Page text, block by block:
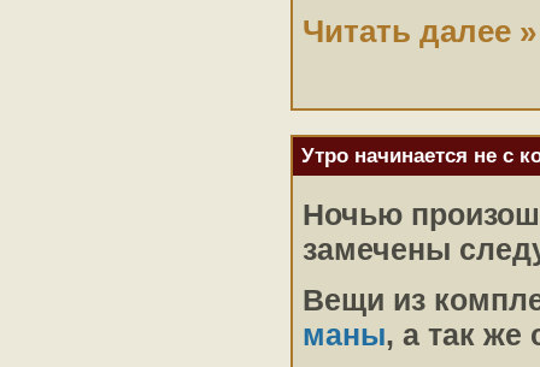
Читать далее »
Утро начинается не с
Ночью
замечены
Вещи из
маны, а так же